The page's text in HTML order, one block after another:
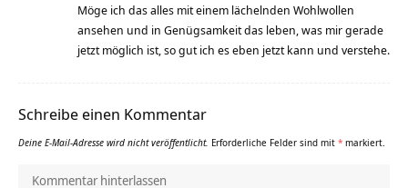
Möge ich das alles mit einem lächelnden Wohlwollen
ansehen und in Genügsamkeit das leben, was mir gerade
jetzt möglich ist, so gut ich es eben jetzt kann und verstehe.
Schreibe einen Kommentar
Deine E-Mail-Adresse wird nicht veröffentlicht. Erforderliche Felder sind mit * markiert.